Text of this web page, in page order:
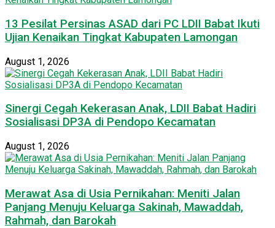
13 Pesilat Persinas ASAD dari PC LDII Babat Ikuti
Ujian Kenaikan Tingkat Kabupaten Lamongan
August 1, 2026
Sinergi Cegah Kekerasan Anak, LDII Babat Hadiri
Sosialisasi DP3A di Pendopo Kecamatan
August 1, 2026
Merawat Asa di Usia Pernikahan: Meniti Jalan
Panjang Menuju Keluarga Sakinah, Mawaddah,
Rahmah, dan Barokah